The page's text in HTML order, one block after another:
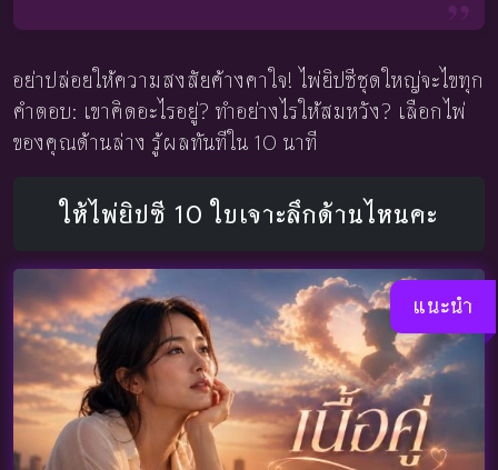
อย่าปล่อยให้ความสงสัยค้างคาใจ! ไพ่ยิปซีชุดใหญ่จะไขทุก
คำตอบ: เขาคิดอะไรอยู่? ทำอย่างไรให้สมหวัง? เลือกไพ่
ของคุณด้านล่าง รู้ผลทันทีใน 10 นาที
ให้ไพ่ยิปซี 10 ใบเจาะลึกด้านไหนคะ
แนะนำ